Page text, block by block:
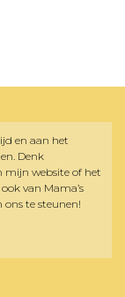
en aan het
Denk
mijn website of het
van Mama’s
ons te steunen!